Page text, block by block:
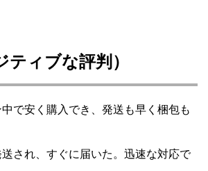
ティブな評判）
で安く購入でき、発送も早く梱包も
され、すぐに届いた。迅速な対応で